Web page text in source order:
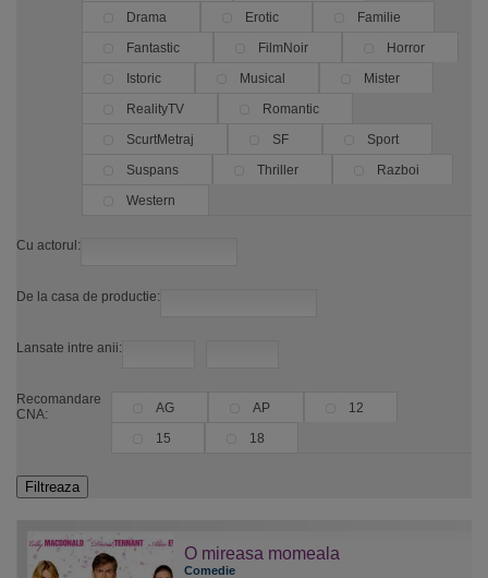
Drama
Erotic
Familie
Fantastic
FilmNoir
Horror
Istoric
Musical
Mister
RealityTV
Romantic
ScurtMetraj
SF
Sport
Suspans
Thriller
Razboi
Western
Cu actorul:
De la casa de productie:
Lansate intre anii:
Recomandare
CNA:
AG AP
12
15
18
O mireasa momeala
Comedie